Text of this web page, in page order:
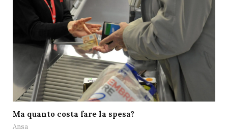
Ma quanto costa fare la spesa?
Ansa